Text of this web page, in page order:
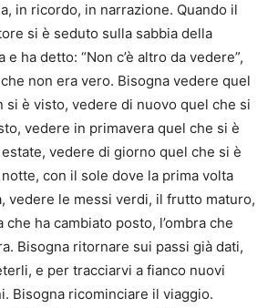
in ricordo, in narrazione. Quando il
si è seduto sulla sabbia della
e ha detto: “Non c’è altro da vedere”,
non era vero. Bisogna vedere quel
si è visto, vedere di nuovo quel che si
vedere in primavera quel che si è
vedere di giorno quel che si è
con il sole dove la prima volta
vedere le messi verdi, il frutto maturo,
che ha cambiato posto, l’ombra che
Bisogna ritornare sui passi già dati,
e per tracciarvi a fianco nuovi
Bisogna ricominciare il viaggio.